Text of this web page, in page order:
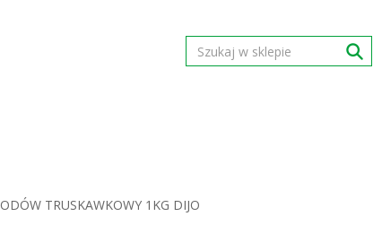
TRUSKAWKOWY 1KG DIJO